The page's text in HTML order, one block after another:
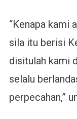
“Kenapa kami
sila itu berisi
disitulah kami
selalu
perpecahan,”